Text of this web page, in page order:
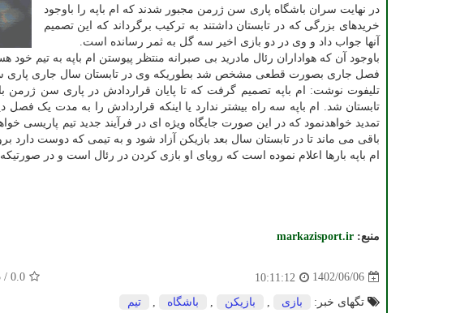
در نهایت سران باشگاه پاری سن ژرمن مجبور شدند که ام باپه را باوجود
خریدهای بزرگی که در تابستان داشتند به ترکیب برگرداند که این تصمیم
آنها جواب داد و وی در دو بازی اخیر سه گل به ثمر رسانده است.
باوجود آن که هواداران رئال مادرید بی صبرانه منتظر پیوستن ام باپه به تیم خود
فصل جاری بصورت قطعی مشخص شد بطوریکه وی در تابستان سال جاری پاری سن
تلیفوت نوشت: ام باپه تصمیم گرفت که تا پایان قراردادش در پاری سن ژرمن
تابستان شد. ام باپه سه راه بیشتر ندارد یا اینکه قراردادش را به مدت یک
تمدید خواهدنمود که در این صورت جایگاه ویژه ای در فرآیند جدید تیم پاریسی
باقی می ماند تا در تابستان سال بعد بازیکن آزاد شود و به تیمی که دوست دارد
ام باپه بارها اعلام نموده است که رویای او بازی کردن در رئال است و در
منبع: markazisport.ir
1402/06/06
10:11:12
0.0
/
تگهای خبر: بازی بازیكن باشگاه تیم